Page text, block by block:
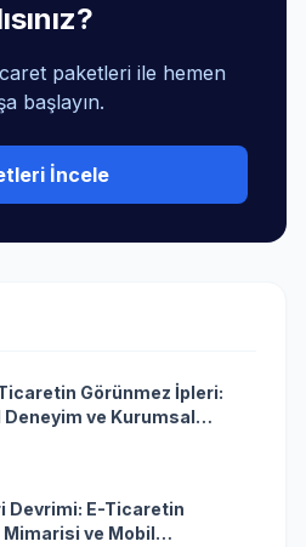
paketleri ile hemen
başlayın.
İncele
Ticaretin Görünmez İpleri:
Deneyim ve Kurumsal
Senkronizasyonu
Devrimi: E-Ticaretin
Mimarisi ve Mobil